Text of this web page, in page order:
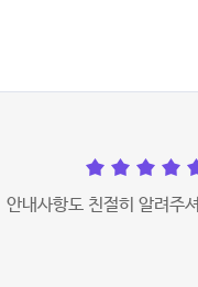
내사항도 친절히 알려주셔